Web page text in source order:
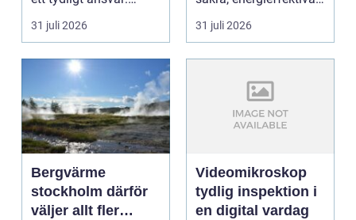
ekonomin måste v...
31 juli 2026
och framtidssä...
31 juli 2026
Bergvärme
stockholm därför
väljer allt fler
Videomikroskop
tydlig inspektion i
en digital vardag